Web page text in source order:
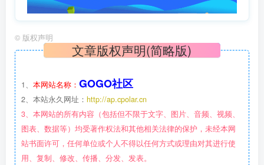
© 版权声明
文章版权声明(简略版)
1、 本网站名称： GOGO社区
2、本站永久网址： http://ap.cpolar.cn
3、本网站的所有内容（包括但不限于文字、图片、音频、视频、
图表、数据等）均受著作权法和其他相关法律的保护，未经本网
站书面许可，任何单位或个人不得以任何方式或理由对其进行使
用、复制、修改、传播、分发、发表。